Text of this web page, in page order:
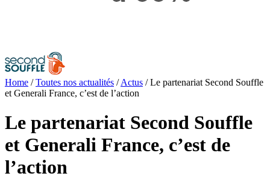
Home / Toutes nos actualités / Actus /Le partenariat Second Souffle
et Generali France, c’est de l’action
Le partenariat Second Souffle
et Generali France, c’est de
l’action